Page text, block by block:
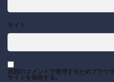
サイト
次回のコメントで使用するためブラウ
サイトを保存する。